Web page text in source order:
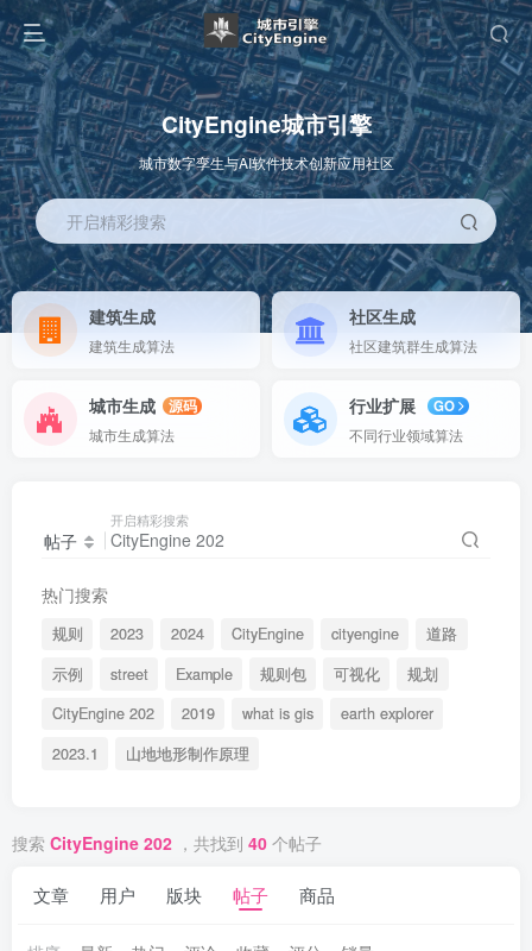
CityEngine城市引擎
城市数字孪生与AI软件技术创新应用社区
开启精彩搜索
建筑生成
建筑生成算法
社区生成
社区建筑群生成算法
城市生成
源码
城市生成算法
行业扩展
GO
不同行业领域算法
帖子
开启精彩搜索
热门搜索
规则 2023 2024 CityEngine cityengine
道路
示例
street Example 规则包 可视化
规划
CityEngine 202
2019 what is gis
earth explorer
2023.1
山地地形制作原理
搜索 CityEngine 202 ，共找到 40 个帖子
文章 用户 版块 帖子 商品